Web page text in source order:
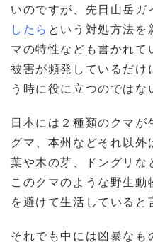
いのですが、先日山岳ガ
したら という対処方法を
マの特性なども書かれて
被害が頻発しているだけ
う時に役に立つのではな
日本には２種類のクマ
グマ、本州などそれ以
葉や木の芽、ドングリな
このクマのような野生
を避けて生活していると
それでも中には凶暴な